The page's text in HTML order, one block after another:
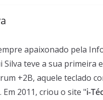
apaixonado pela
Silva teve a sua primeira
+2B, aquele teclado
Em 2011, criou o site "i-